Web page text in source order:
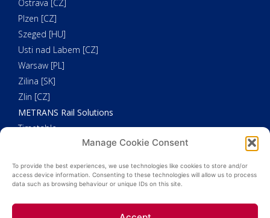
Manage Cookie Consent
To provide the best experiences, we use technologies like cookies to store and/or
access device information. Consenting to these technologies will allow us to process
data such as browsing behaviour or unique IDs on this site.
Ostrava [CZ]
Plzen [CZ]
Szeged [HU]
Usti nad Labem [CZ]
Warsaw [PL]
Zilina [SK]
Zlin [CZ]
METRANS Rail Solutions
Timetable
Trucking
Customs Clearance
Weighing